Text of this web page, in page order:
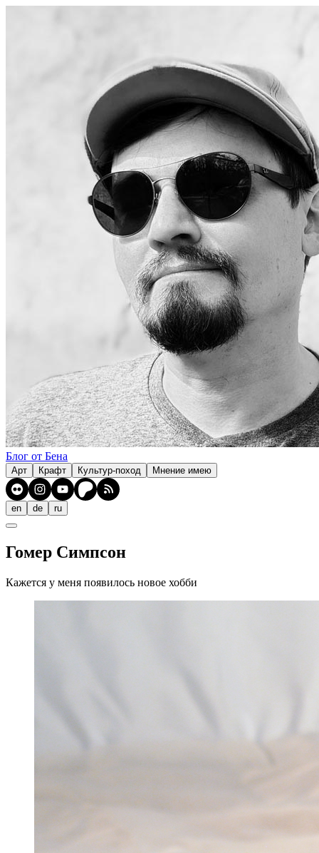
Блог от Бена
Арт Крафт Культур-поход Мнение имею
en de ru
Гомер Симпсон
Кажется у меня появилось новое хобби